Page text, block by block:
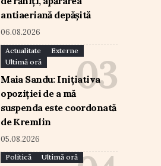
antiaeriană depășită
06.08.2026
Actualitate
Externe
Ultimă oră
Maia Sandu: Inițiativa
opoziției de a mă
suspenda este coordonată
de Kremlin
05.08.2026
Politică Ultimă oră